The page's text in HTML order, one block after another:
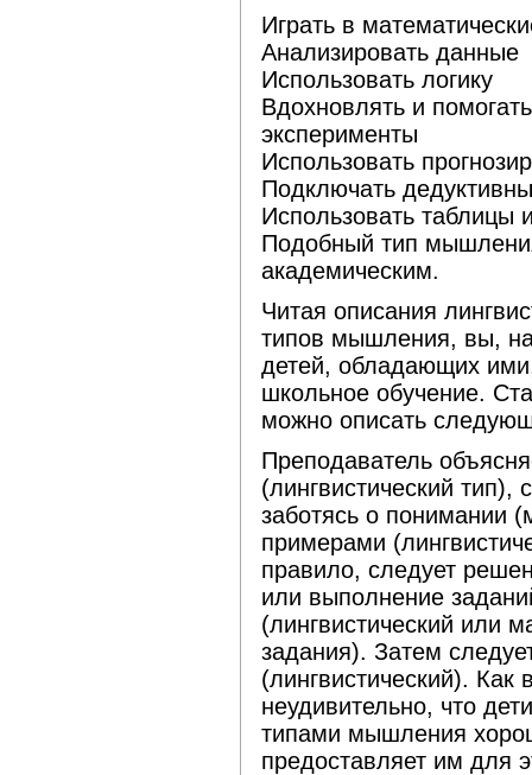
Играть в
Анализировать данные
Использовать логику
Вдохновлять и
эксперименты
Использовать
Подключать
Использовать таблицы
Подобный тип
академическим.
Читая описания
типов мышления, вы,
детей, обладающих
школьное обучение.
можно описать
Преподаватель
(лингвистический тип),
заботясь о понимании
примерами
правило, следует
или выполнение
(лингвистический или
задания). Затем
(лингвистический).
неудивительно, что
типами мышления
предоставляет им для